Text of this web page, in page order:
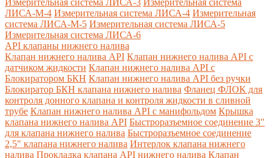
ЛИСА-М-4 Измерительная система ЛИСА-4 Измерительная
система ЛИСА-М-5 Измерительная система ЛИСА-5
Измерительная система ЛИСА-6
API клапаны нижнего налива
Клапан нижнего налива API Клапан нижнего налива API с
датчиком жидкости Клапан нижнего налива API с
Блокиратором БКН Клапан нижнего налива API без ручки
Блокиратор БКН клапана нижнего налива Фланец ФЛОК для
контроля донного клапана и контроля жидкости в сливной
трубе Клапан нижнего налива API с манифольдом Крышка
клапана нижнего налива API Быстроразъемное соединение 3"
для клапана нижнего налива Быстроразъемное соединение
2,5" клапана нижнего налива Интерлок клапана нижнего
налива Прокладка клапана API нижнего налива Клапан